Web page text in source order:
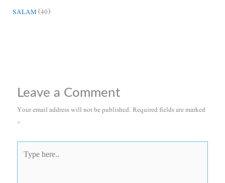
SALAM(40)
Leave a Comment
Your email address will not be published.Required fields are marked
*
here..